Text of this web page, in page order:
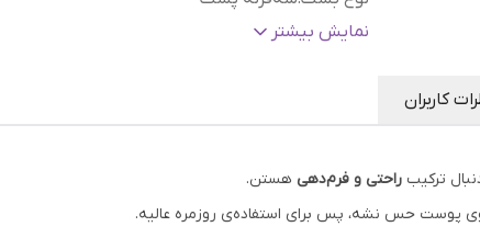
بند:ثابت و ریگلاژدار
نمایش بیشتر
کاربران
ترکیب راحتی و فرم‌دهی هستن.
پوست حس نشه، پس برای استفاده‌ی روزمره عالیه.